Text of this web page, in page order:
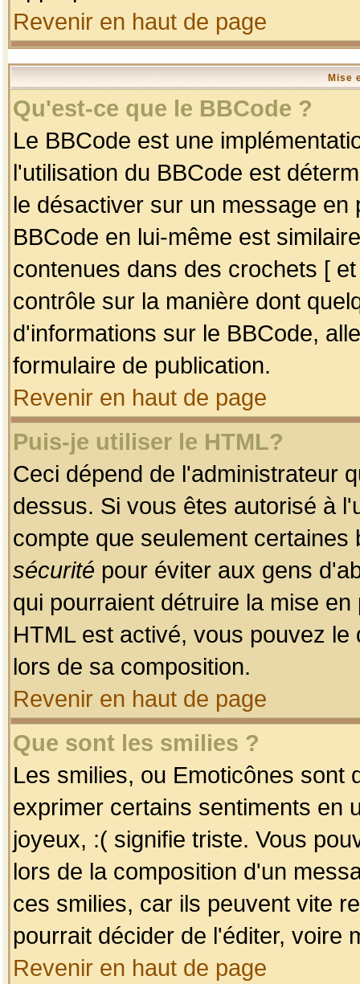
Revenir en haut de page
Mise
Qu'est-ce que le BBCode ?
Le BBCode est une
l'utilisation du BBCode est
le désactiver sur un message
BBCode en lui-même est
contenues dans des crochets [
contrôle sur la manière dont
d'informations sur le BBCode,
formulaire de publication.
Revenir en haut de page
Puis-je utiliser le HTML?
Ceci dépend de l'administrateur
dessus. Si vous êtes autorisé à
compte que seulement
sécurité pour éviter aux gens
qui pourraient détruire la mise
HTML est activé, vous pouvez
lors de sa composition.
Revenir en haut de page
Que sont les smilies ?
Les smilies, ou Emoticônes sont
exprimer certains sentiments en
joyeux, :( signifie triste. Vous
lors de la composition d'un
ces smilies, car ils peuvent vite
pourrait décider de l'éditer, voire
Revenir en haut de page